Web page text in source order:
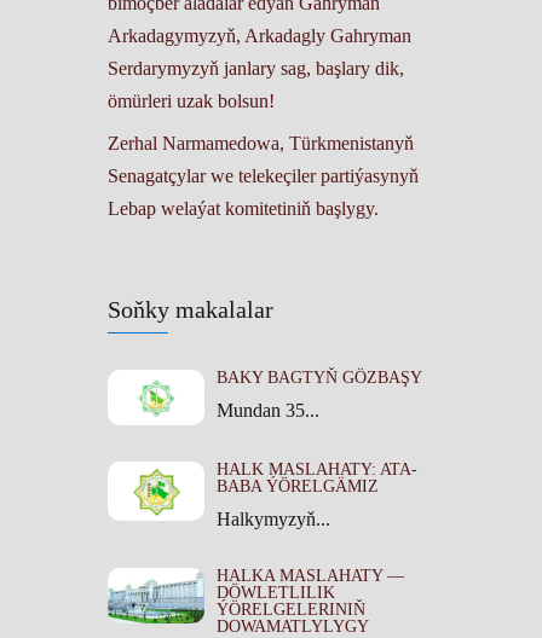
Soňky makalalar
BAKY BAGTYŇ GÖZBAŞY
Mundan 35...
HALK MASLAHATY: ATA-
BABA ÝÖRELGÄMIZ
Halkymyzyň...
HALKA MASLAHATY —
DÖWLETLILIK
ÝÖRELGELERINIŇ
DOWAMATLYLYGY
Arkadagymyzyň, Arkadagly Gahryman
Serdarymyzyň janlary sag, başlary dik,
ömürleri uzak bolsun!
Zerhal Narmamedowa, Türkmenistanyň
Senagatçylar we telekeçiler partiýasynyň
Lebap welaýat komitetiniň başlygy.